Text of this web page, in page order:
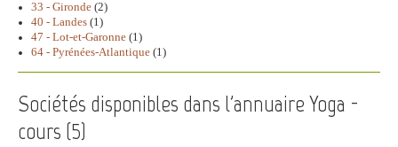
33 - Gironde (2)
40 - Landes (1)
47 - Lot-et-Garonne (1)
64 - Pyrénées-Atlantique (1)
Sociétés disponibles dans l'annuaire Yoga -
cours (5)